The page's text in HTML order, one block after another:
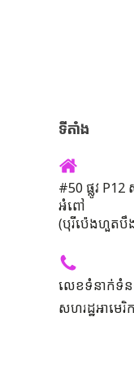
ទីតាំង
#50 ផ្លូវ P12
អំពៅ
(បុរីប៉េងហួតបឹ
លេខទំនាក់ទំន
សហរដ្ឋអាមេរិ